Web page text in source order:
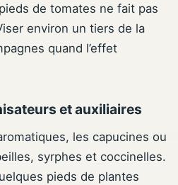
de tomates ne fait pas
environ un tiers de la
quand l’effet
et auxiliaires
les capucines ou
syrphes et coccinelles.
pieds de plantes